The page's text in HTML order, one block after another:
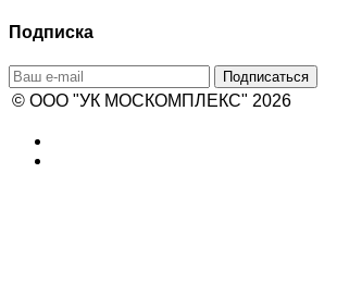
Подписка
© ООО "УК МОСКОМПЛЕКС" 2026